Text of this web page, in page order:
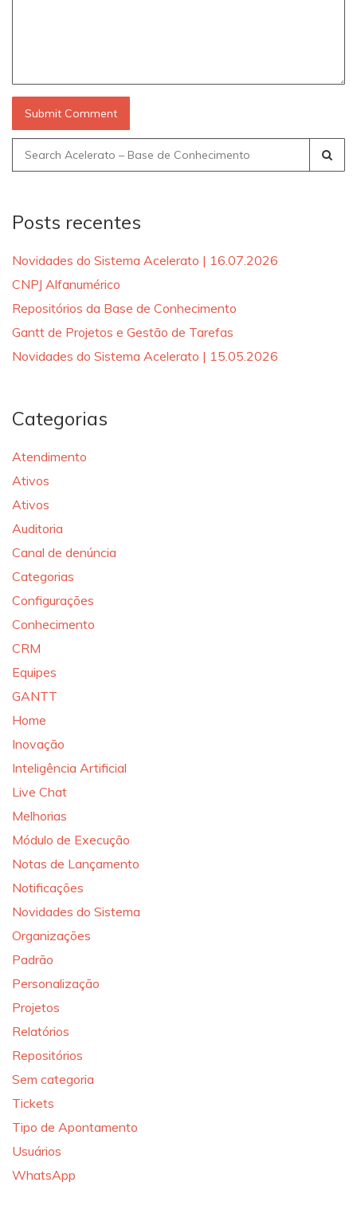
Search
for:
Posts recentes
Novidades do Sistema Acelerato | 16.07.2026
CNPJ Alfanumérico
Repositórios da Base de Conhecimento
Gantt de Projetos e Gestão de Tarefas
Novidades do Sistema Acelerato | 15.05.2026
Categorias
Atendimento
Ativos
Ativos
Auditoria
Canal de denúncia
Categorias
Configurações
Conhecimento
CRM
Equipes
GANTT
Home
Inovação
Inteligência Artificial
Live Chat
Melhorias
Módulo de Execução
Notas de Lançamento
Notificações
Novidades do Sistema
Organizações
Padrão
Personalização
Projetos
Relatórios
Repositórios
Sem categoria
Tickets
Tipo de Apontamento
Usuários
WhatsApp